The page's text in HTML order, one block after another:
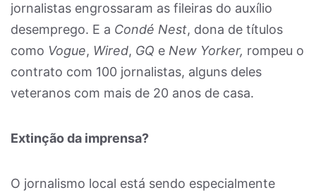
jornalistas engrossaram as fileiras do auxílio
desemprego. E a Condé Nest, dona de títulos
como Vogue, Wired, GQ e New Yorker, rompeu o
contrato com 100 jornalistas, alguns deles
veteranos com mais de 20 anos de casa.
Extinção da imprensa?
O jornalismo local está sendo especialmente